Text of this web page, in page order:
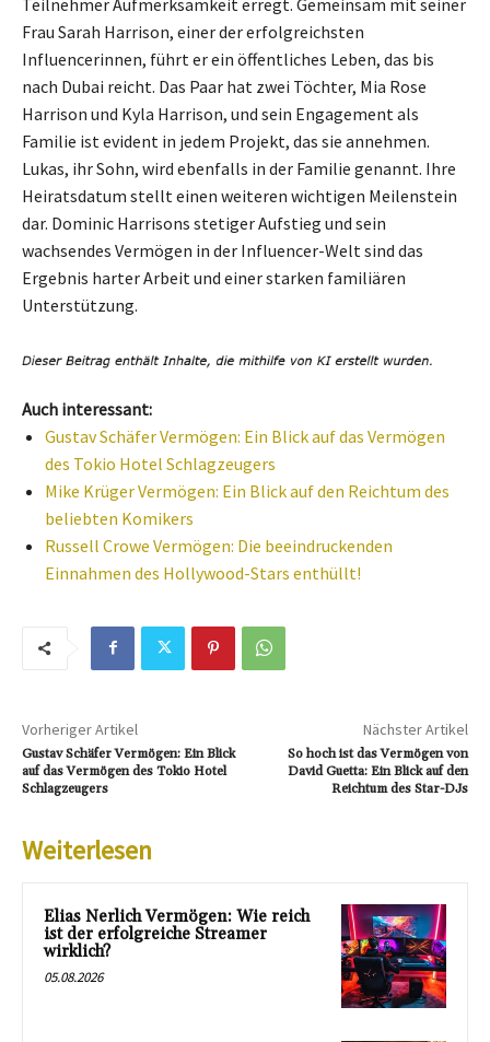
Teilnehmer Aufmerksamkeit erregt. Gemeinsam mit seiner
Frau Sarah Harrison, einer der erfolgreichsten
Influencerinnen, führt er ein öffentliches Leben, das bis
nach Dubai reicht. Das Paar hat zwei Töchter, Mia Rose
Harrison und Kyla Harrison, und sein Engagement als
Familie ist evident in jedem Projekt, das sie annehmen.
Lukas, ihr Sohn, wird ebenfalls in der Familie genannt. Ihre
Heiratsdatum stellt einen weiteren wichtigen Meilenstein
dar. Dominic Harrisons stetiger Aufstieg und sein
wachsendes Vermögen in der Influencer-Welt sind das
Ergebnis harter Arbeit und einer starken familiären
Unterstützung.
Auch interessant:
Gustav Schäfer Vermögen: Ein Blick auf das Vermögen
des Tokio Hotel Schlagzeugers
Mike Krüger Vermögen: Ein Blick auf den Reichtum des
beliebten Komikers
Russell Crowe Vermögen: Die beeindruckenden
Einnahmen des Hollywood-Stars enthüllt!
Vorheriger Artikel
Gustav Schäfer Vermögen: Ein Blick
auf das Vermögen des Tokio Hotel
Schlagzeugers
Nächster Artikel
So hoch ist das Vermögen von
David Guetta: Ein Blick auf den
Reichtum des Star-DJs
Weiterlesen
Elias Nerlich Vermögen: Wie reich
ist der erfolgreiche Streamer
wirklich?
05.08.2026